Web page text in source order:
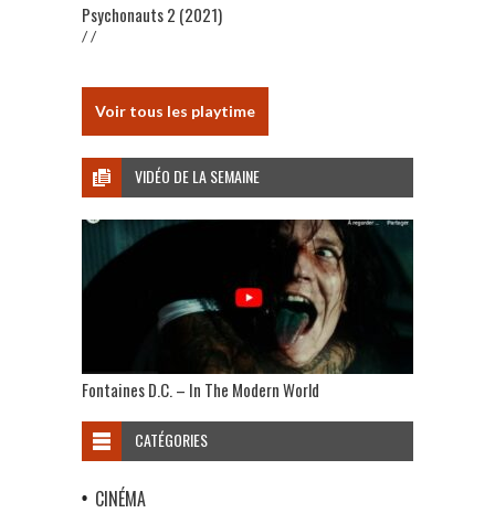
Psychonauts 2 (2021)
/ /
Voir tous les playtime
VIDÉO DE LA SEMAINE
Fontaines D.C. – In The Modern World
CATÉGORIES
CINÉMA